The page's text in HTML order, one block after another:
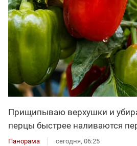
Прищипываю верхушки и
перцы быстрее наливаются
Панорама сегодня, 06:25